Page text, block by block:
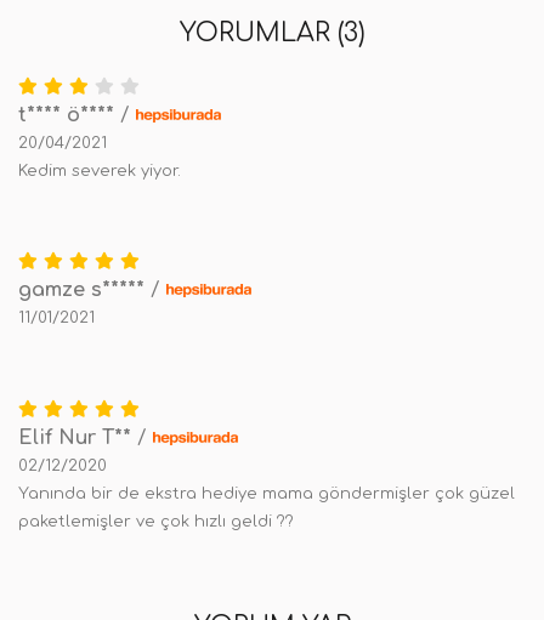
YORUMLAR (3)
t**** ö**** /
20/04/2021
Kedim severek yiyor.
gamze s***** /
11/01/2021
Elif Nur T** /
02/12/2020
Yanında bir de ekstra hediye mama göndermişler çok güzel
paketlemişler ve çok hızlı geldi ??